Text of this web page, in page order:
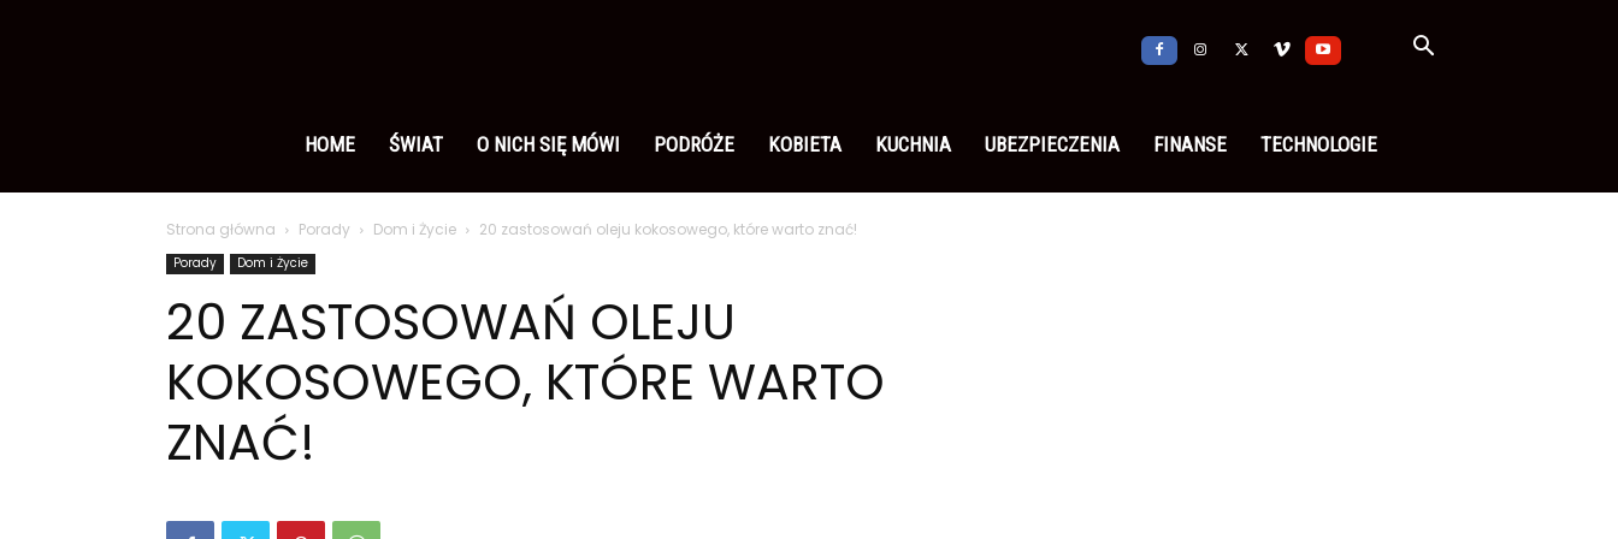
polsku
HOME ŚWIAT O NICH SIĘ MÓWI PODRÓŻE KOBIETA KUCHNIA UBEZPIECZENIA FINANSE TECHNOLOGIE
Strona główna Porady Dom i Życie 20 zastosowań oleju kokosowego, które warto znać!
Porady Dom i Życie
20 ZASTOSOWAŃ OLEJU
KOKOSOWEGO, KTÓRE WARTO
ZNAĆ!